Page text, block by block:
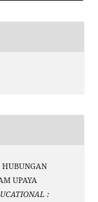
UPAYA
: